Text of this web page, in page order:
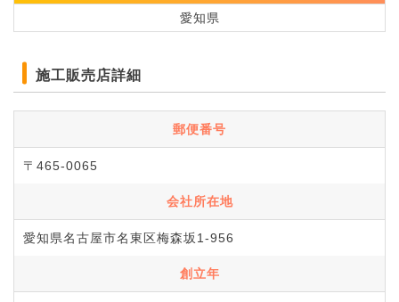
愛知県
施工販売店詳細
郵便番号
〒465-0065
会社所在地
愛知県名古屋市名東区梅森坂1-956
創立年